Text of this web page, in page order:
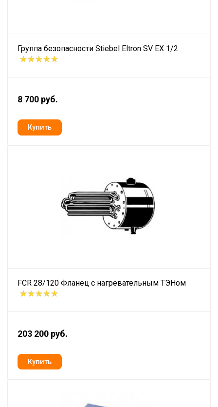
Группа безопасности Stiebel Eltron SV EX 1/2
8 700 руб.
FCR 28/120 Фланец с нагревательным ТЭНом
203 200 руб.